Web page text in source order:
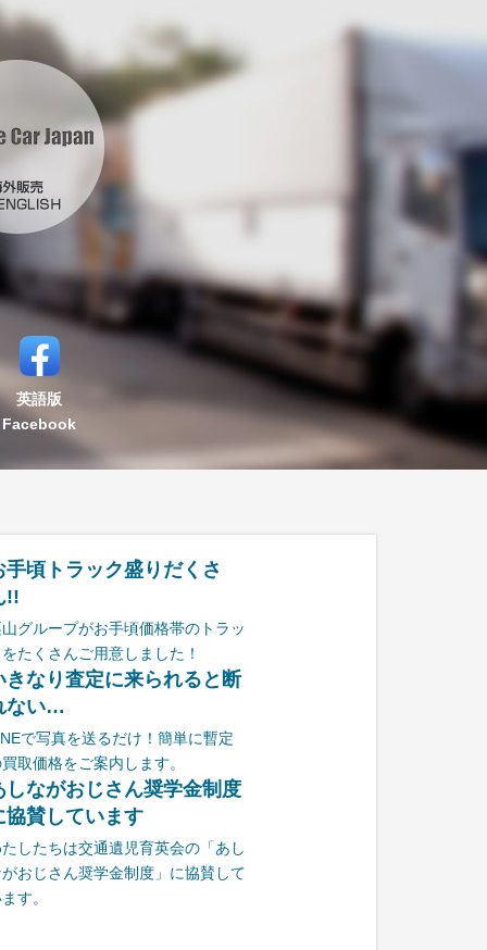
英語版
Facebook
手頃トラック盛りだくさ
!!
グループがお手頃価格帯のトラッ
たくさんご用意しました！
きなり査定に来られると断
ない…
で写真を送るだけ！簡単に暫定
取価格をご案内します。
しながおじさん奨学金制度
協賛しています
たしたちは交通遺児育英会の「あし
がおじさん奨学金制度」に協賛して
す。